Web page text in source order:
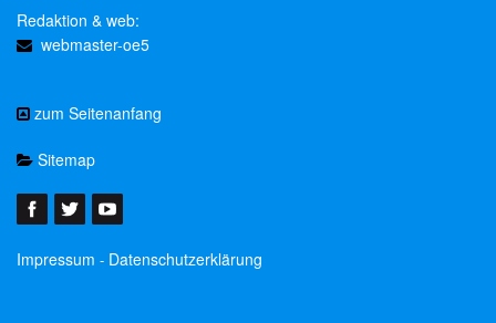
Redaktion & web:
webmaster-oe5
zum Seitenanfang
Sitemap
Impressum - Datenschutzerklärung